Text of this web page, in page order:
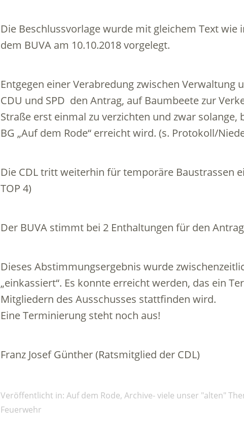
Die Beschlussvorlage wurde mit gleichem Text wie
dem BUVA am 10.10.2018 vorgelegt.
Entgegen einer Verabredung zwischen Verwaltung
CDU und SPD den Antrag, auf Baumbeete zur
Straße erst einmal zu verzichten und zwar solange,
BG „Auf dem Rode“ erreicht wird. (s. Protokoll/
Die CDL tritt weiterhin für temporäre Baustrassen
TOP 4)
Der BUVA stimmt bei 2 Enthaltungen für den
Dieses Abstimmungsergebnis wurde
„einkassiert“. Es konnte erreicht werden, das ein
Mitgliedern des Ausschusses stattfinden wird.
Eine Terminierung steht noch aus!
Franz Josef Günther (Ratsmitglied der CDL)
Veröffentlicht in: Auf dem Rode, Archive- viele unser "alten"
Feuerwehr